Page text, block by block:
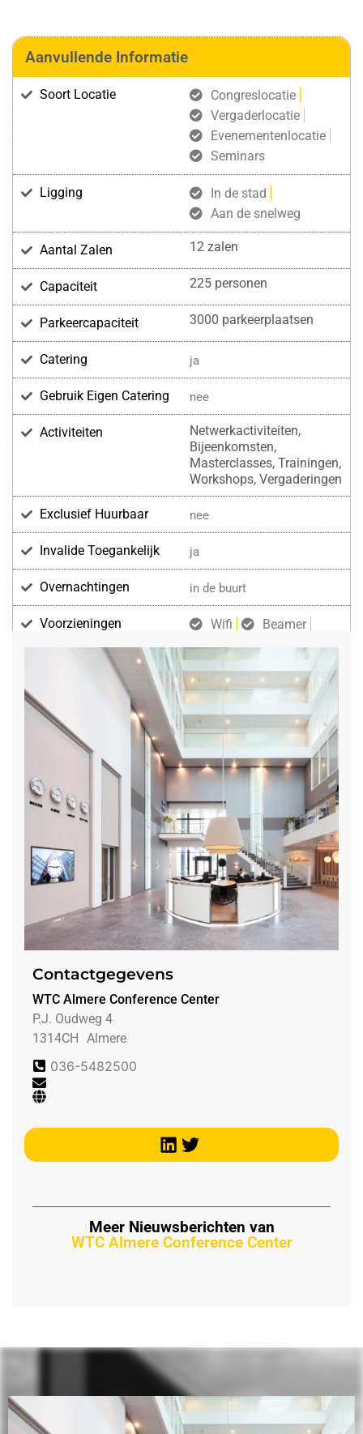
Aanvullende Informatie
Soort Locatie
Congreslocatie
Vergaderlocatie
Evenementenlocatie
Seminars
Ligging
In de stad
Aan de snelweg
Aantal Zalen 12 zalen
Capaciteit 225 personen
Parkeercapaciteit 3000 parkeerplaatsen
Catering ja
Gebruik Eigen Catering nee
Activiteiten
Netwerkactiviteiten,
Bijeenkomsten,
Masterclasses, Trainingen,
Workshops, Vergaderingen
Exclusief Huurbaar nee
Invalide Toegankelijk ja
Overnachtingen in de buurt
Voorzieningen Wifi
Beamer
Geluidsinstallatie
Projectiescherm
Contactgegevens
WTC Almere Conference Center
P.J. Oudweg 4
1314CH Almere
036-5482500
Meer Nieuwsberichten van
WTC Almere Conference Center